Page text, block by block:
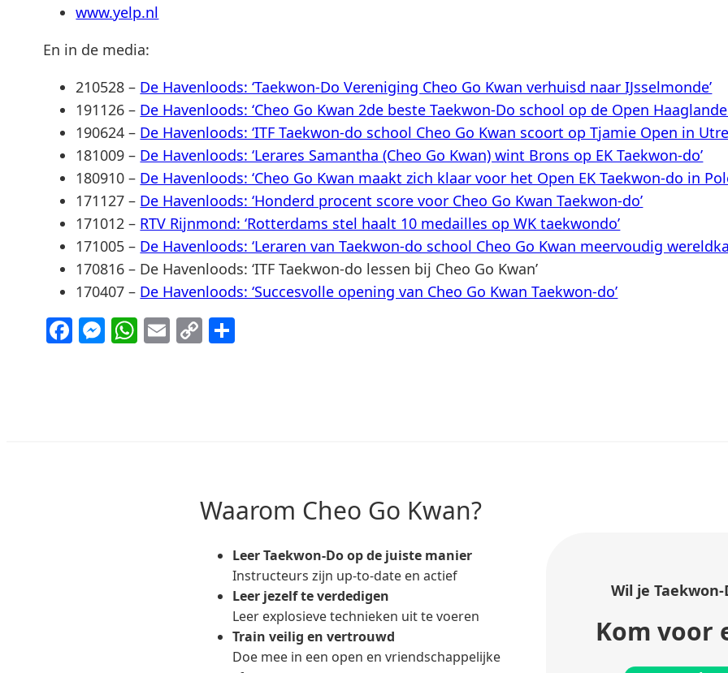
www.yelp.nl
En in de media:
210528 – De Havenloods: ‘Taekwon-Do Vereniging Cheo Go Kwan verhuisd naar IJsselmonde’
191126 – De Havenloods: ‘Cheo Go Kwan 2de beste Taekwon-Do school op de Open
190624 – De Havenloods: ‘ITF Taekwon-do school Cheo Go Kwan scoort op Tjamie Open in
181009 – De Havenloods: ‘Lerares Samantha (Cheo Go Kwan) wint Brons op EK Taekwon-do’
180910 – De Havenloods: ‘Cheo Go Kwan maakt zich klaar voor het Open EK Taekwon-do in
171127 – De Havenloods: ‘Honderd procent score voor Cheo Go Kwan Taekwon-do’
171012 – RTV Rijnmond: ‘Rotterdams stel haalt 10 medailles op WK taekwondo’
171005 – De Havenloods: ‘Leraren van Taekwon-do school Cheo Go Kwan meervoudig
170816 – De Havenloods: ‘ITF Taekwon-do lessen bij Cheo Go Kwan’
170407 – De Havenloods: ‘Succesvolle opening van Cheo Go Kwan Taekwon-do’
Facebook
Messenger
WhatsApp
Email
Copy
Waarom Cheo Go Kwan?
Leer Taekwon-Do op de juiste manier
Instructeurs zijn up-to-date en actief
Leer jezelf te verdedigen
Leer explosieve technieken uit te voeren
Train veilig en vertrouwd
Doe mee in een open en vriendschappelijke
Wil je Taekwon-
Kom voor